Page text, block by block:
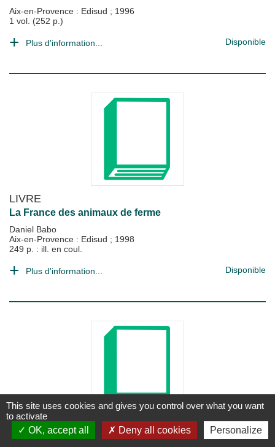
Aix-en-Provence : Edisud ; 1996
1 vol. (252 p.)
Plus d'information... Disponible
LIVRE
La France des animaux de ferme
Daniel Babo
Aix-en-Provence : Edisud ; 1998
249 p. : ill. en coul.
Plus d'information... Disponible
LIVRE
La futaie irrégulière : théorie et pratique
This site uses cookies and gives you control over what you want
to activate
OK, accept all
Deny all cookies Personalize